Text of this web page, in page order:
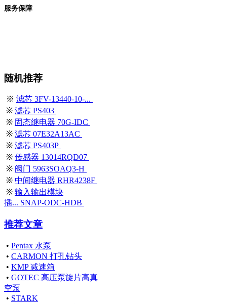
服务保障
随机推荐
※ 滤芯 3FV-13440-10-...
※ 滤芯 PS403
※ 固态继电器 70G-IDC
※ 滤芯 07E32A13AC
※ 滤芯 PS403P
※ 传感器 13014RQD07
※ 阀门 5963SOAQ3-H
※ 中间继电器 RHR4238F
※ 输入输出模块
插... SNAP-ODC-HDB
推荐文章
• Pentax 水泵
• CARMON 打孔钻头
• KMP 减速箱
• GOTEC 高压泵旋片高真
空泵
• STARK